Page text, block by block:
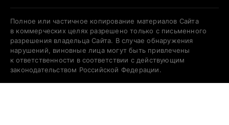
Полное или частичное копирование материалов Сайта
в коммерческих целях разрешено только с письменного
разрешения владельца Сайта. В случае обнаружения
нарушений, виновные лица могут быть привлечены
к ответственности в соответствии с действующим
законодательством Российской Федерации.